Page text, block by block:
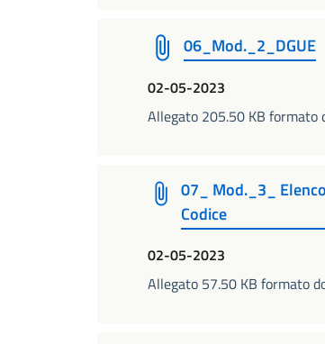
06_Mod._2_DGUE
02-05-2023
Allegato 205.50 KB formato
07_ Mod._3_
Codice
02-05-2023
Allegato 57.50 KB formato